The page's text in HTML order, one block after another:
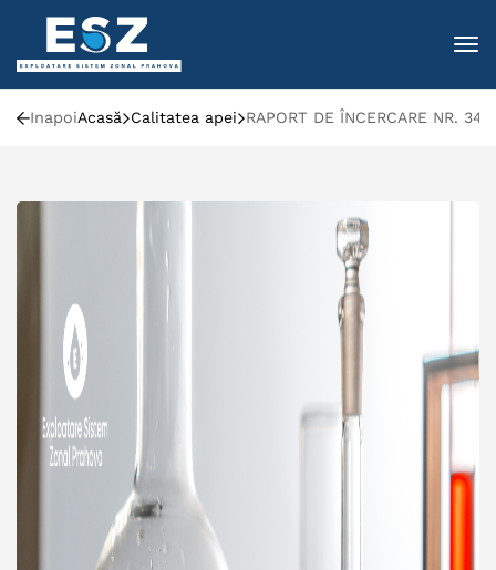
InapoiAcasă Calitatea apei RAPORT DE ÎNCERCARE NR.